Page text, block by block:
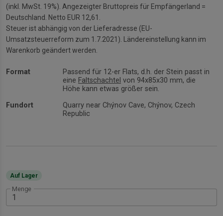
(inkl. MwSt. 19%). Angezeigter Bruttopreis für Empfängerland =
Deutschland. Netto EUR 12,61.
Steuer ist abhängig von der Lieferadresse (EU-
Umsatzsteuerreform zum 1.7.2021). Ländereinstellung kann im
Warenkorb geändert werden.
Format
Passend für 12-er Flats, d.h. der Stein passt in
eine Faltschachtel von 94x85x30 mm, die
Höhe kann etwas größer sein.
Fundort
Quarry near Chýnov Cave, Chýnov, Czech
Republic
Auf Lager
Menge